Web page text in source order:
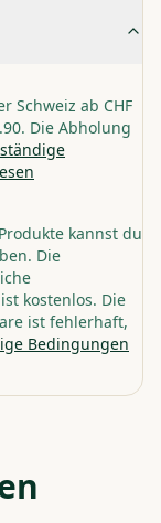
Schweiz ab CHF
Die Abholung
kannst du
Die
kostenlos. Die
ist fehlerhaft,
Bedingungen